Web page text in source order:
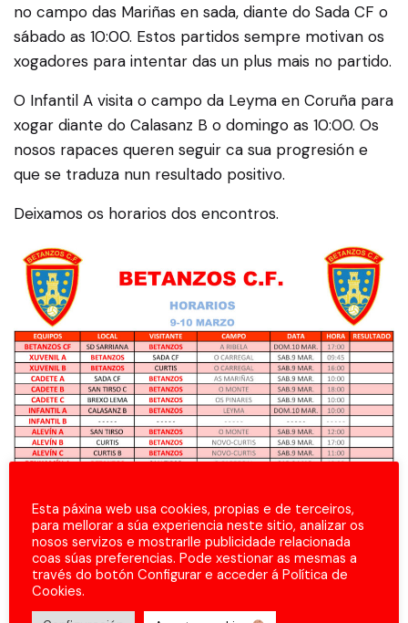
no campo das Mariñas en sada, diante do Sada CF o
sábado as 10:00. Estos partidos sempre motivan os
xogadores para intentar das un plus mais no partido.
O Infantil A visita o campo da Leyma en Coruña para
xogar diante do Calasanz B o domingo as 10:00. Os
nosos rapaces queren seguir ca sua progresión e
que se traduza nun resultado positivo.
Deixamos os horarios dos encontros.
Esta páxina web usa cookies, propias e de terceiros,
para mellorar a súa experiencia neste sitio, analizar os
nosos servizos e mostrarlle publicidade relacionada
coas súas preferencias. Pode xestionar as mesmas a
través do botón Configurar e acceder á Política de
Cookies.